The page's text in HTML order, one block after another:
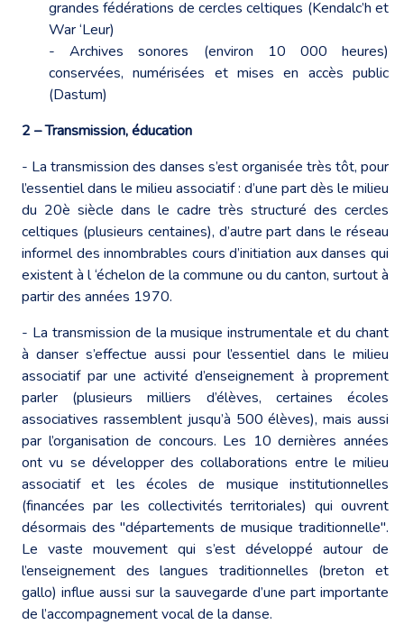
grandes fédérations de cercles celtiques (Kendalc’h et
War ‘Leur)
- Archives sonores (environ 10 000 heures)
conservées, numérisées et mises en accès public
(Dastum)
2 – Transmission, éducation
- La transmission des danses s’est organisée très tôt, pour
l’essentiel dans le milieu associatif : d’une part dès le milieu
du 20è siècle dans le cadre très structuré des cercles
celtiques (plusieurs centaines), d’autre part dans le réseau
informel des innombrables cours d’initiation aux danses qui
existent à l ‘échelon de la commune ou du canton, surtout à
partir des années 1970.
- La transmission de la musique instrumentale et du chant
à danser s’effectue aussi pour l’essentiel dans le milieu
associatif par une activité d’enseignement à proprement
parler (plusieurs milliers d’élèves, certaines écoles
associatives rassemblent jusqu’à 500 élèves), mais aussi
par l’organisation de concours. Les 10 dernières années
ont vu se développer des collaborations entre le milieu
associatif et les écoles de musique institutionnelles
(financées par les collectivités territoriales) qui ouvrent
désormais des "départements de musique traditionnelle".
Le vaste mouvement qui s’est développé autour de
l’enseignement des langues traditionnelles (breton et
gallo) influe aussi sur la sauvegarde d’une part importante
de l’accompagnement vocal de la danse.